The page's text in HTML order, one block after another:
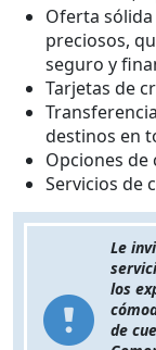
Oferta
preciosos,
seguro y
Tarjetas de
destinos en
Opciones de
Servicios de
Le
los
de